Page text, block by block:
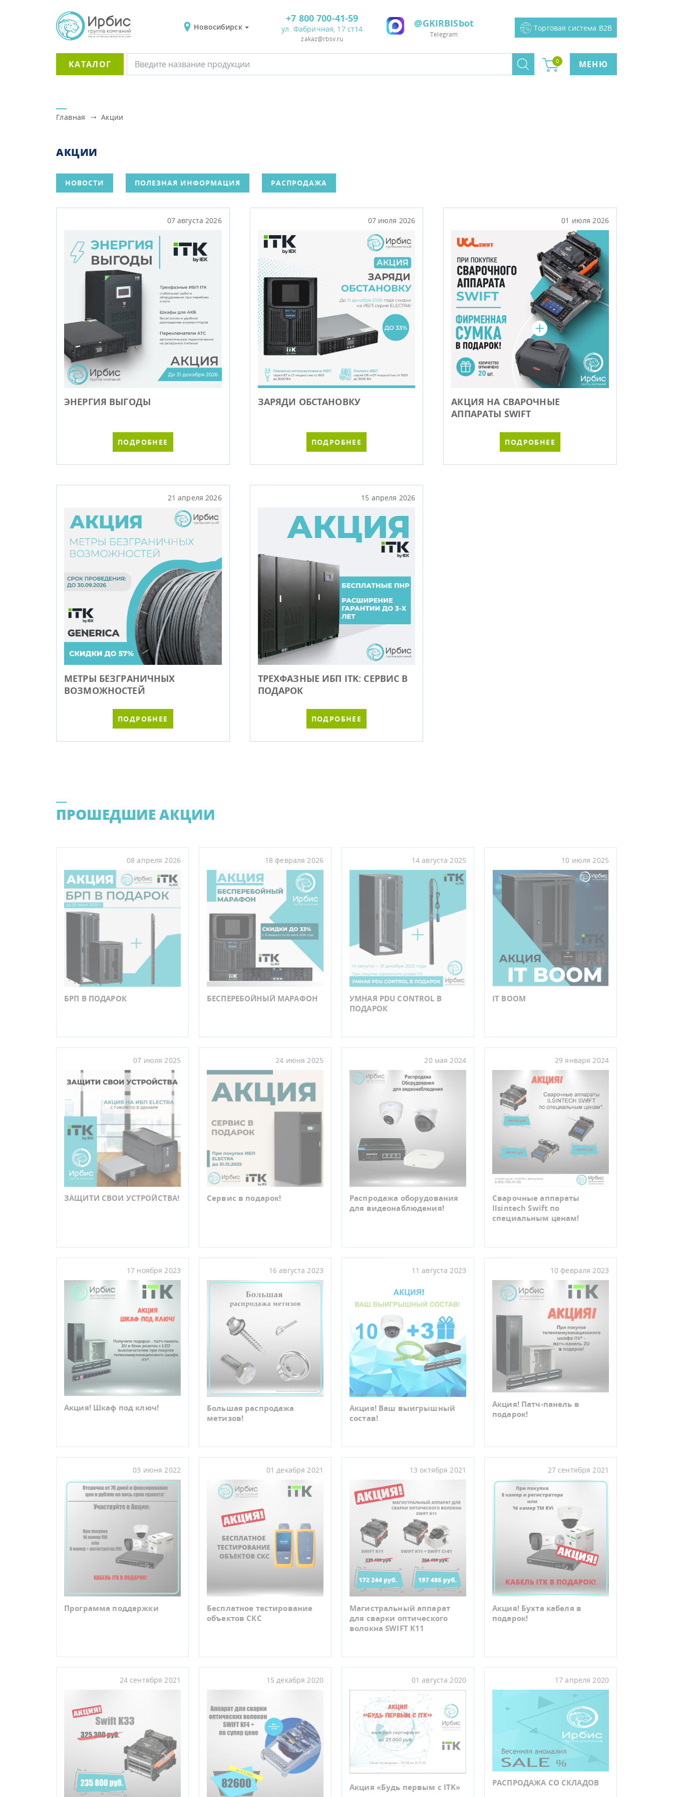
Новосибирск
+7 800 700-41-59
ул. Фабричная, 17 ст14
zakaz@rbsv.ru
@GKIRBISbot
Telegram
Торговая система B2B
КАТАЛОГ 0 МЕНЮ
Главная Акции
АКЦИИ
НОВОСТИ ПОЛЕЗНАЯ ИНФОРМАЦИЯ РАСПРОДАЖА
07 августа 2026
ЭНЕРГИЯ ВЫГОДЫ
ПОДРОБНЕЕ
07 июля 2026
ЗАРЯДИ ОБСТАНОВКУ
ПОДРОБНЕЕ
01 июля 2026
АКЦИЯ НА СВАРОЧНЫЕ
АППАРАТЫ SWIFT
ПОДРОБНЕЕ
21 апреля 2026
МЕТРЫ БЕЗГРАНИЧНЫХ
ВОЗМОЖНОСТЕЙ
ПОДРОБНЕЕ
15 апреля 2026
ТРЕХФАЗНЫЕ ИБП ITK: СЕРВИС В
ПОДАРОК
ПОДРОБНЕЕ
ПРОШЕДШИЕ АКЦИИ
08 апреля 2026
БРП В ПОДАРОК
18 февраля 2026
БЕСПЕРЕБОЙНЫЙ МАРАФОН
14 августа 2025
УМНАЯ PDU CONTROL В
ПОДАРОК
10 июля 2025
IT BOOM
07 июля 2025
ЗАЩИТИ СВОИ УСТРОЙСТВА!
24 июня 2025
Сервис в подарок!
20 мая 2024
Распродажа оборудования
для видеонаблюдения!
29 января 2024
Сварочные аппараты
Ilsintech Swift по
специальным ценам!
17 ноября 2023
Акция! Шкаф под ключ!
16 августа 2023
Большая распродажа
метизов!
11 августа 2023
Акция! Ваш выигрышный
состав!
10 февраля 2023
Акция! Патч-панель в
подарок!
03 июня 2022
Программа поддержки
01 декабря 2021
Бесплатное тестирование
объектов СКС
13 октября 2021
Магистральный аппарат
для сварки оптического
волокна SWIFT K11
27 сентября 2021
Акция! Бухта кабеля в
подарок!
24 сентября 2021 15 декабря 2020 01 августа 2020
Акция «Будь первым с ITK»
17 апреля 2020
РАСПРОДАЖА СО СКЛАДОВ